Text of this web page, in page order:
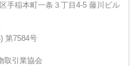
手稲本町一条３丁目4-5 藤川ビル
第7584号
取引業協会